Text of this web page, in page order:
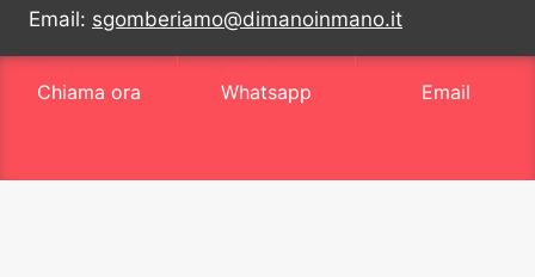
Email: sgomberiamo@dimanoinmano.it
Chiama ora
Whatsapp Email